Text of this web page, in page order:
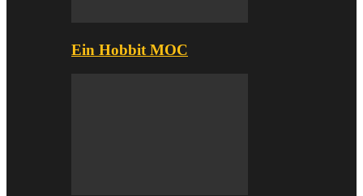
Ein Hobbit MOC